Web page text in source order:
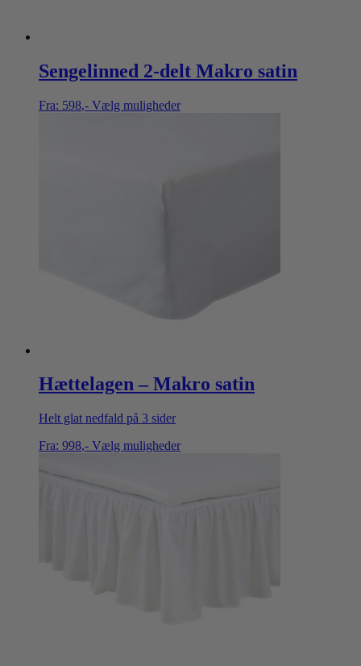
Sengelinned 2-delt Makro satin
Fra: 598,- Vælg muligheder
Hættelagen – Makro satin
Helt glat nedfald på 3 sider
Fra: 998,- Vælg muligheder